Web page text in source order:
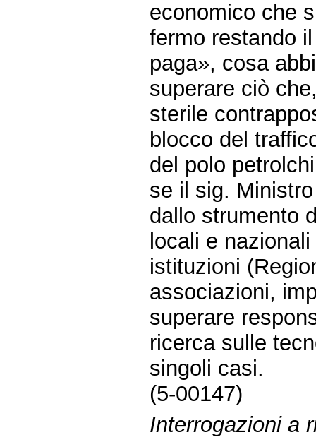
economico che
fermo restando
paga», cosa
superare ciò
sterile
blocco del
del polo
se il sig.
dallo strumento
locali e
istituzioni
associazioni,
superare
ricerca sulle
singoli casi.
(5-00147)
Interrogazioni a